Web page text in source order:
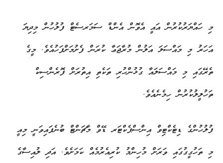
މި ހައްޔަރުކުރުން އައީ އެވޮން އެންޑް ސަމަރސެޓް ފުލުހުން މިދިޔަ
އަހަރު މި މައްސަލަ އަލުން މުރާޖަޢާ ކުރަން ފެށުމަށްފަހުއެވެ. މީގެ
ތެރޭގައި މި މައްސަލައާ ގުޅުންހުރި ތަކެތި އިތުރަށް ފޮރެންސިކް
ތަހުލީލުކުރުން ހިމެނެއެވެ.
ފުލުހުންގެ ޑިޓެކްޓިވް އިންސްޕެކްޓަރ ޑޭވް މާޗަންޓް ބުނެފައިވަނީ މިއީ
މި ތަހުގީގުގައި ވަރަށް މުހިންމު ކުރިއެރުމެއް ކަމަށެވެ. އަދި ލުއިސާގެ